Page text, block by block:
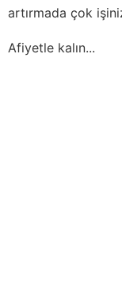
artırmada çok
Afiyetle kalın...